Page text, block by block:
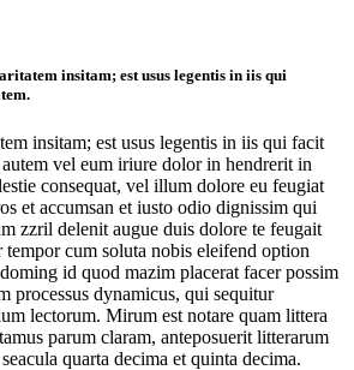
insitam; est usus legentis in iis qui
insitam; est usus legentis in iis qui facit
vel eum iriure dolor in hendrerit in
consequat, vel illum dolore eu feugiat
et accumsan et iusto odio dignissim qui
zzril delenit augue duis dolore te feugait
cum soluta nobis eleifend option
id quod mazim placerat facer possim
processus dynamicus, qui sequitur
lectorum. Mirum est notare quam littera
parum claram, anteposuerit litterarum
quarta decima et quinta decima.